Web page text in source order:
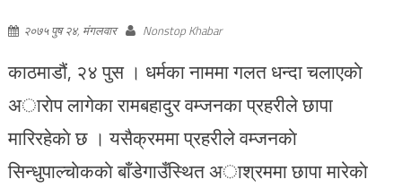
२०७५ पुष २४, मंगलवार Nonstop Khabar
काठमाडौं, २४ पुस । धर्मका नाममा गलत धन्दा चलाएकाे
अाराेप लागेका रामबहादुर वम्जनका प्रहरीले छापा
मारिरहेकाे छ । यसैक्रममा प्रहरीले वम्जनकाे
सिन्धुपाल्चाेककाे बाँडेगाउँस्थित अाश्रममा छापा मारेकाे